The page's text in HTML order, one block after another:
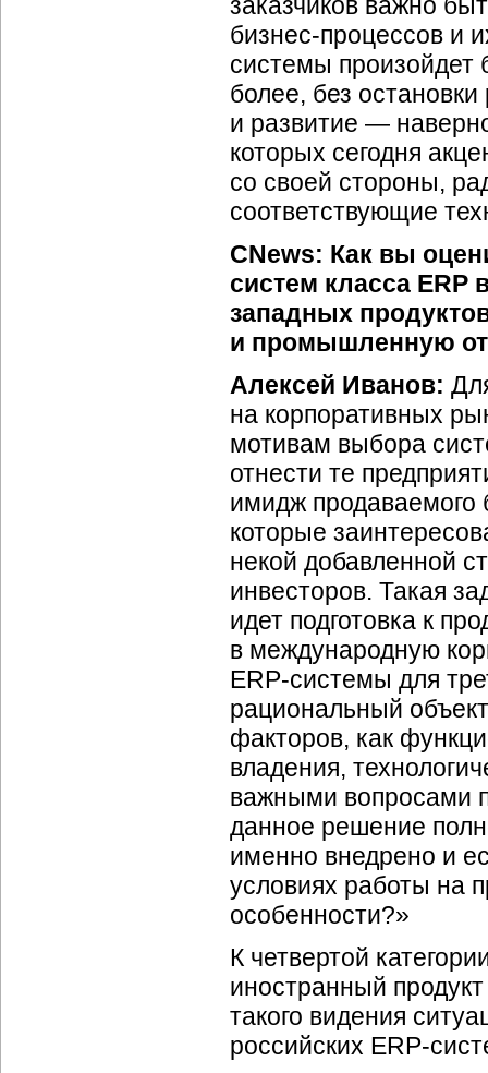
бизнес-процессов и
системы произойдет
более, без
и развитие —
которых сегодня
со своей стороны,
соответствующие
CNews: Как вы
систем класса ERP
западных
и промышленную
Алексей Иванов:
на корпоративных
мотивам выбора
отнести те
имидж продаваемого
которые
некой добавленной
инвесторов. Такая
идет подготовка к
в международную
ERP-системы для
рациональный
факторов, как
владения,
важными вопросами
данное решение
именно внедрено и
условиях работы на
особенности?»
К четвертой
иностранный
такого видения
российских ERP-